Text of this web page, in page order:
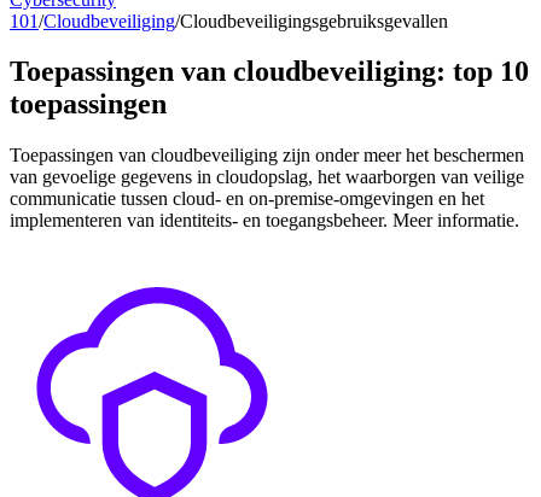
101/Cloudbeveiliging/Cloudbeveiligingsgebruiksgevallen
Toepassingen van cloudbeveiliging: top 10
toepassingen
Toepassingen van cloudbeveiliging zijn onder meer het beschermen
van gevoelige gegevens in cloudopslag, het waarborgen van veilige
communicatie tussen cloud- en on-premise-omgevingen en het
implementeren van identiteits- en toegangsbeheer. Meer informatie.